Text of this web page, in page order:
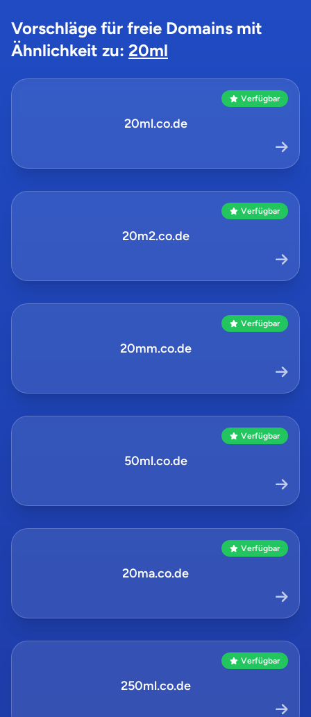
Vorschläge für freie Domains mit
Ähnlichkeit zu: 20ml
Verfügbar
20ml.co.de
Verfügbar
20m2.co.de
Verfügbar
20mm.co.de
Verfügbar
50ml.co.de
Verfügbar
20ma.co.de
Verfügbar
250ml.co.de